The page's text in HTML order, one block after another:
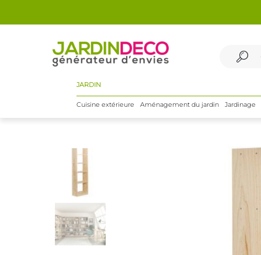
JARDIN
Cuisine extérieure Aménagement du jardin Jardinage